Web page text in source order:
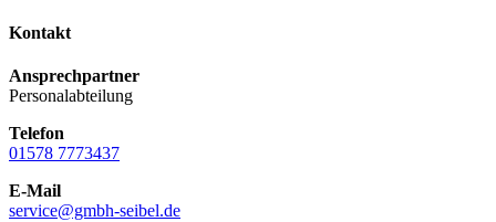
Kontakt
Ansprechpartner
Personalabteilung
Telefon
01578 7773437
E-Mail
service@gmbh-seibel.de